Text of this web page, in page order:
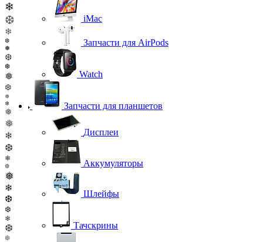
❄
❆
❄
❆
❅
❆
❆
❅
❆
❅
❄
❅
❅
❄
❆
❄
❆
❅
❄
❆
❆
❄
❆
❆
iMac
Запчасти для AirPods
Watch
Запчасти для планшетов
Дисплеи
Аккумуляторы
Шлейфы
Тачскрины